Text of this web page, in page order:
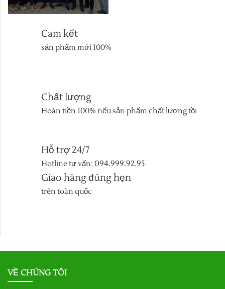
Cam kết
sản phẩm mới 100%
Chất lượng
Hoàn tiền 100% nếu sản phẩm chất lượng tồi
Hỗ trợ 24/7
Hotline tư vấn: 094.999.92.95
Giao hàng đúng hẹn
trên toàn quốc
VỀ CHÚNG TÔI